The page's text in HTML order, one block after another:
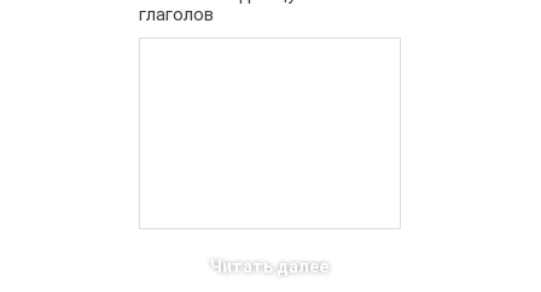
глаголов
Читать далее